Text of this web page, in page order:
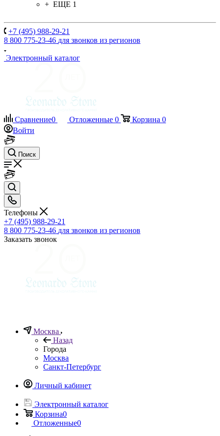
+ ЕЩЕ 1
+7 (495) 988-29-21
8 800 775-23-46 для звонков из регионов
Электронный каталог
Сравнение0 Отложенные 0 Корзина 0
Войти
Поиск
Телефоны
+7 (495) 988-29-21
8 800 775-23-46 для звонков из регионов
Заказать звонок
Москва
Назад
Города
Москва
Санкт-Петербург
Личный кабинет
Электронный каталог
Корзина0
Отложенные0